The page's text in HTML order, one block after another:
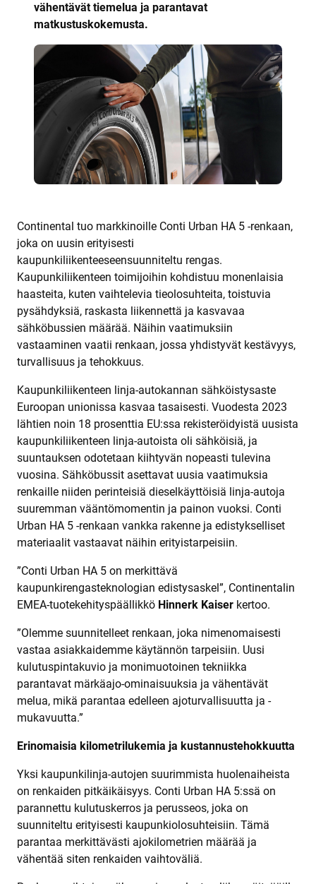
vähentävät tiemelua ja parantavat
matkustuskokemusta.
Continental tuo markkinoille Conti Urban HA 5 -renkaan,
joka on uusin erityisesti
kaupunkiliikenteeseensuunniteltu rengas.
Kaupunkiliikenteen toimijoihin kohdistuu monenlaisia
haasteita, kuten vaihtelevia tieolosuhteita, toistuvia
pysähdyksiä, raskasta liikennettä ja kasvavaa
sähköbussien määrää. Näihin vaatimuksiin
vastaaminen vaatii renkaan, jossa yhdistyvät kestävyys,
turvallisuus ja tehokkuus.
Kaupunkiliikenteen linja-autokannan sähköistysaste
Euroopan unionissa kasvaa tasaisesti. Vuodesta 2023
lähtien noin 18 prosenttia EU:ssa rekisteröidyistä uusista
kaupunkiliikenteen linja-autoista oli sähköisiä, ja
suuntauksen odotetaan kiihtyvän nopeasti tulevina
vuosina. Sähköbussit asettavat uusia vaatimuksia
renkaille niiden perinteisiä dieselkäyttöisiä linja-autoja
suuremman vääntömomentin ja painon vuoksi. Conti
Urban HA 5 -renkaan vankka rakenne ja edistykselliset
materiaalit vastaavat näihin erityistarpeisiin.
”Conti Urban HA 5 on merkittävä
kaupunkirengasteknologian edistysaskel”, Continentalin
EMEA-tuotekehityspäällikkö Hinnerk Kaiser kertoo.
”Olemme suunnitelleet renkaan, joka nimenomaisesti
vastaa asiakkaidemme käytännön tarpeisiin. Uusi
kulutuspintakuvio ja monimuotoinen tekniikka
parantavat märkäajo-ominaisuuksia ja vähentävät
melua, mikä parantaa edelleen ajoturvallisuutta ja -
mukavuutta.”
Erinomaisia kilometrilukemia ja kustannustehokkuutta
Yksi kaupunkilinja-autojen suurimmista huolenaiheista
on renkaiden pitkäikäisyys. Conti Urban HA 5:ssä on
parannettu kulutuskerros ja perusseos, joka on
suunniteltu erityisesti kaupunkiolosuhteisiin. Tämä
parantaa merkittävästi ajokilometrien määrää ja
vähentää siten renkaiden vaihtoväliä.